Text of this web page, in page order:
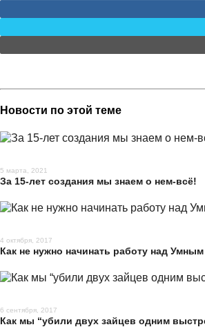
Новости по этой теме
5 марта, 2021
За 15-лет создания мы знаем о нем-всё!
4 октября, 2017
Как не нужно начинать работу над
6 сентября, 2017
Как мы “убили двух зайцев одним